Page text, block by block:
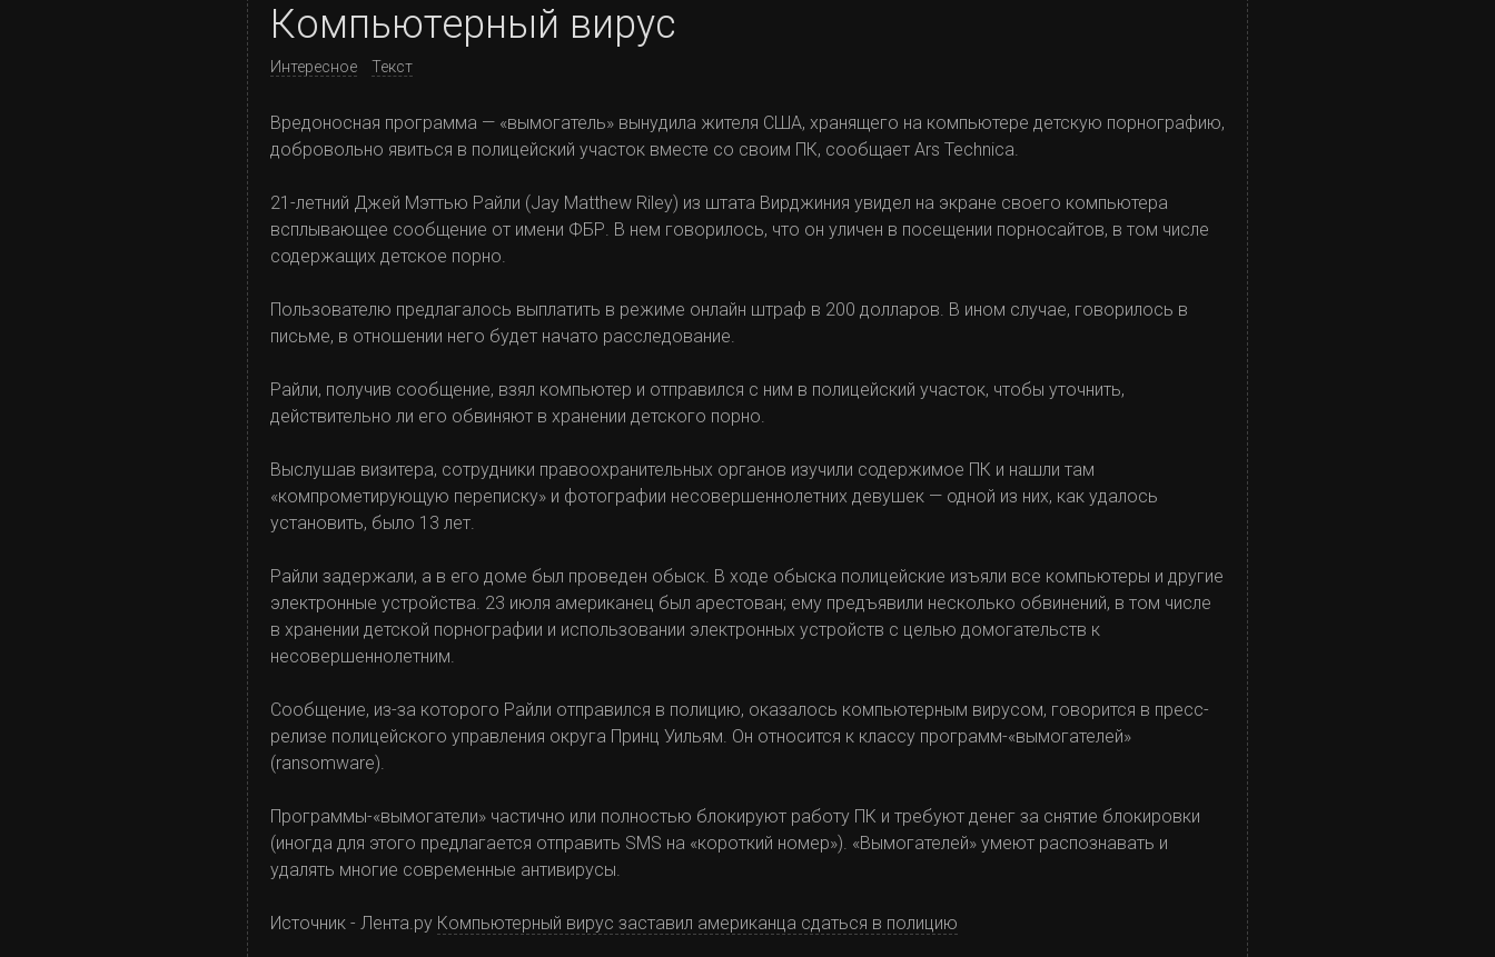
Компьютерный вирус
Интересное Текст
Вредоносная программа — «вымогатель» вынудила жителя США, хранящего на компьютере детскую порнографию,
добровольно явиться в полицейский участок вместе со своим ПК, сообщает Ars Technica.
21-летний Джей Мэттью Райли (Jay Matthew Riley) из штата Вирджиния увидел на экране своего компьютера
всплывающее сообщение от имени ФБР. В нем говорилось, что он уличен в посещении порносайтов, в том числе
содержащих детское порно.
Пользователю предлагалось выплатить в режиме онлайн штраф в 200 долларов. В ином случае, говорилось в
письме, в отношении него будет начато расследование.
Райли, получив сообщение, взял компьютер и отправился с ним в полицейский участок, чтобы уточнить,
действительно ли его обвиняют в хранении детского порно.
Выслушав визитера, сотрудники правоохранительных органов изучили содержимое ПК и нашли там
«компрометирующую переписку» и фотографии несовершеннолетних девушек — одной из них, как удалось
установить, было 13 лет.
Райли задержали, а в его доме был проведен обыск. В ходе обыска полицейские изъяли все компьютеры и другие
электронные устройства. 23 июля американец был арестован; ему предъявили несколько обвинений, в том числе
в хранении детской порнографии и использовании электронных устройств с целью домогательств к
несовершеннолетним.
Сообщение, из-за которого Райли отправился в полицию, оказалось компьютерным вирусом, говорится в пресс-
релизе полицейского управления округа Принц Уильям. Он относится к классу программ-«вымогателей»
(ransomware).
Программы-«вымогатели» частично или полностью блокируют работу ПК и требуют денег за снятие блокировки
(иногда для этого предлагается отправить SMS на «короткий номер»). «Вымогателей» умеют распознавать и
удалять многие современные антивирусы.
Источник - Лента.ру Компьютерный вирус заставил американца сдаться в полицию